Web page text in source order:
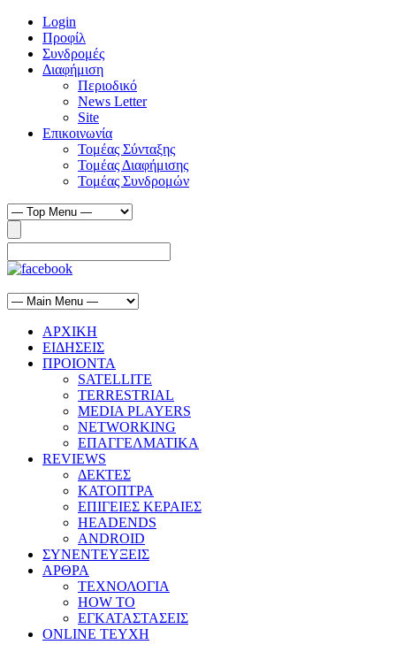
Login
Προφίλ
Συνδρομές
Διαφήμιση
Περιοδικό
News Letter
Site
Επικοινωνία
Τομέας Σύνταξης
Τομέας Διαφήμισης
Τομέας Συνδρομών
ΑΡΧΙΚΗ
ΕΙΔΗΣΕΙΣ
ΠΡΟΙΟΝΤΑ
SATELLITE
TERRESTRIAL
MEDIA PLAYERS
NETWORKING
ΕΠΑΓΓΕΛΜΑΤΙΚΑ
REVIEWS
ΔΕΚΤΕΣ
ΚΑΤΟΠΤΡΑ
ΕΠΙΓΕΙΕΣ ΚΕΡΑΙΕΣ
HEADENDS
ANDROID
ΣΥΝΕΝΤΕΥΞΕΙΣ
ΑΡΘΡΑ
ΤΕΧΝΟΛΟΓΙΑ
HOW TO
ΕΓΚΑΤΑΣΤΑΣΕΙΣ
ONLINE TEYXH